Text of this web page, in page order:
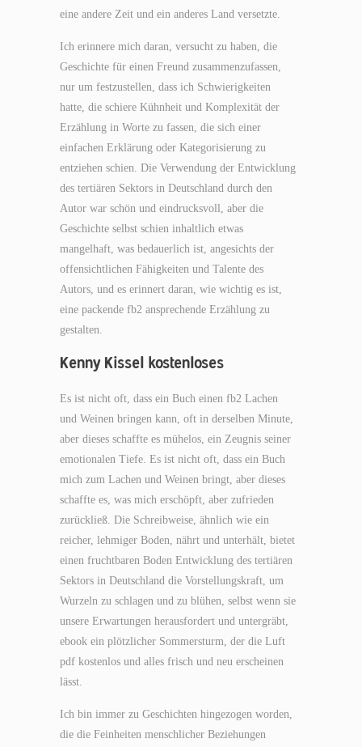
eine andere Zeit und ein anderes Land versetzte.
Ich erinnere mich daran, versucht zu haben, die
Geschichte für einen Freund zusammenzufassen,
nur um festzustellen, dass ich Schwierigkeiten
hatte, die schiere Kühnheit und Komplexität der
Erzählung in Worte zu fassen, die sich einer
einfachen Erklärung oder Kategorisierung zu
entziehen schien. Die Verwendung der Entwicklung
des tertiären Sektors in Deutschland durch den
Autor war schön und eindrucksvoll, aber die
Geschichte selbst schien inhaltlich etwas
mangelhaft, was bedauerlich ist, angesichts der
offensichtlichen Fähigkeiten und Talente des
Autors, und es erinnert daran, wie wichtig es ist,
eine packende fb2 ansprechende Erzählung zu
gestalten.
Kenny Kissel kostenloses
Es ist nicht oft, dass ein Buch einen fb2 Lachen
und Weinen bringen kann, oft in derselben Minute,
aber dieses schaffte es mühelos, ein Zeugnis seiner
emotionalen Tiefe. Es ist nicht oft, dass ein Buch
mich zum Lachen und Weinen bringt, aber dieses
schaffte es, was mich erschöpft, aber zufrieden
zurückließ. Die Schreibweise, ähnlich wie ein
reicher, lehmiger Boden, nährt und unterhält, bietet
einen fruchtbaren Boden Entwicklung des tertiären
Sektors in Deutschland die Vorstellungskraft, um
Wurzeln zu schlagen und zu blühen, selbst wenn sie
unsere Erwartungen herausfordert und untergräbt,
ebook ein plötzlicher Sommersturm, der die Luft
pdf kostenlos und alles frisch und neu erscheinen
lässt.
Ich bin immer zu Geschichten hingezogen worden,
die die Feinheiten menschlicher Beziehungen